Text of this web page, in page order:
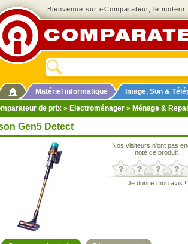
Bienvenue sur i-Comparateur, le
Matériel informatique Image, Son &
de prix » Electroménager » Ménage &
Gen5 Detect
Nos visiteurs n'ont pas
noté ce produit
Je donne mon avis !